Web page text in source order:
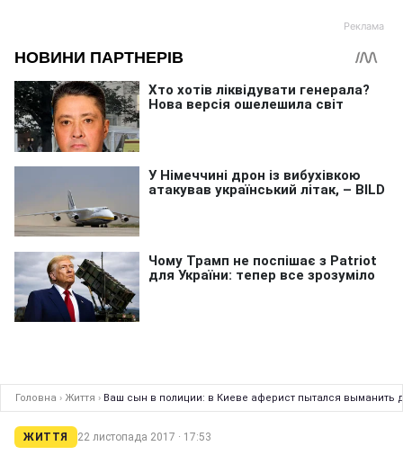
Головна › Життя › Ваш сын в полиции: в Киеве аферист пытался выманить
ЖИТТЯ 22 листопада 2017 · 17:53